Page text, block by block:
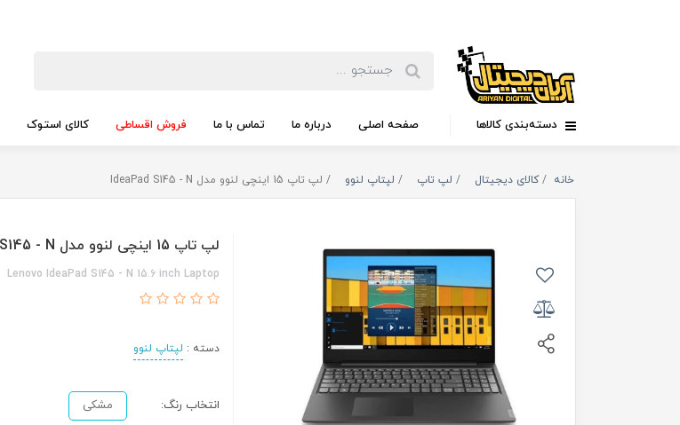
دسته‌بندی کالاها صفحه اصلی درباره ما تماس با ما فروش اقساطی کالای استوک
خانه کالای دیجیتال لپ تاپ لپتاپ لنوو لپ تاپ 15 اینچی لنوو مدل IdeaPad S145 - N
لپ تاپ 15 اینچی لنوو مدل IdeaPad S145 - N
Lenovo IdeaPad S145 - N 15.6 inch Laptop
دسته : لپتاپ لنوو
انتخاب رنگ: مشکی